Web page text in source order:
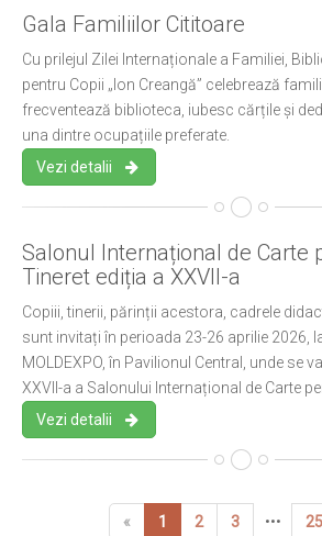
Gala Familiilor Cititoare
Cu prilejul Zilei Internaționale a Familiei,
pentru Copii „Ion Creangă” celebrează
frecventează biblioteca, iubesc cărțile și
una dintre ocupațiile preferate.
Vezi detalii
Salonul Internațional de Carte
Tineret ediția a XXVII-a
Copiii, tinerii, părinții acestora, cadrele
sunt invitați în perioada 23-26 aprilie 2026,
MOLDEXPO, în Pavilionul Central, unde se
XXVII-a a Salonului Internațional de Carte
Vezi detalii
« 1 2 3 ••• 25